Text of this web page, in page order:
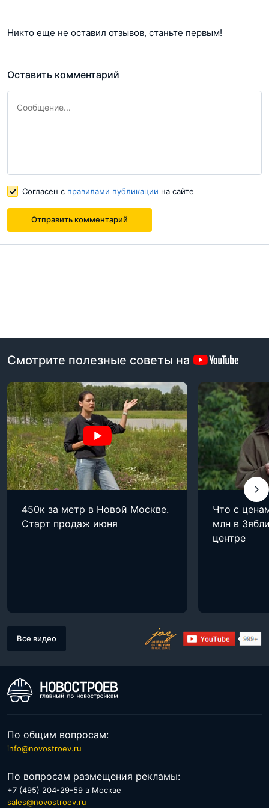
Никто еще не оставил отзывов, станьте первым!
Оставить комментарий
Согласен с правилами публикации на сайте
Отправить комментарий
Смотрите полезные советы на
450к за метр в Новой Москве.
Старт продаж июня
Что с
млн в
центре
Все видео
По общим вопросам:
info@novostroev.ru
По вопросам размещения рекламы:
+7 (495) 204-29-59 в Москве
sales@novostroev.ru